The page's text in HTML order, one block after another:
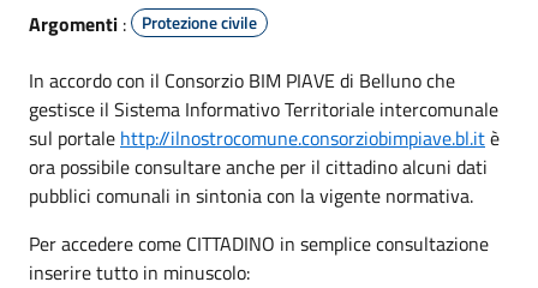
Argomenti : Protezione civile
In accordo con il Consorzio BIM PIAVE di Belluno che
gestisce il Sistema Informativo Territoriale intercomunale
sul portale http://ilnostrocomune.consorziobimpiave.bl.itè
ora possibile consultare anche per il cittadino alcuni dati
pubblici comunali in sintonia con la vigente normativa.
Per accedere come CITTADINO in semplice consultazione
inserire tutto in minuscolo: